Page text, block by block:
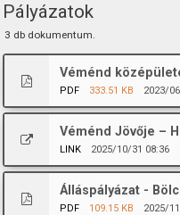
Pályázatok
3 db dokumentum.
Véménd
PDF 333.51 KB 2023/
Véménd Jövője –
LINK 2025/10/31 08:36
Álláspályázat -
PDF 109.15 KB 2025/